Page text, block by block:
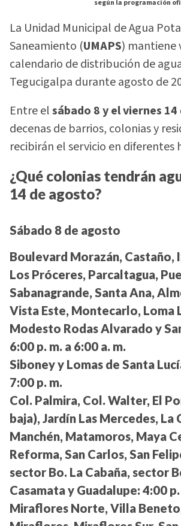
según la programación
La Unidad Municipal de Agua
Saneamiento (UMAPS) mantiene
calendario de distribución de
Tegucigalpa durante agosto de
Entre elsábado 8 y el viernes
decenas de barrios, colonias y
recibirán el servicio en diferentes
¿Qué colonias tendrán
14 de agosto?
Sábado 8 de agosto
Boulevard Morazán, Castaño,
Los Próceres, Parcaltagua,
Sabanagrande, Santa Ana,
Vista Este, Montecarlo, Loma
Modesto Rodas Alvarado y
6:00 p. m. a 6:00 a. m.
Siboney y Lomas de Santa
7:00 p. m.
Col. Palmira, Col. Walter, El
baja), Jardín Las Mercedes, La
Manchén, Matamoros, Maya
Reforma, San Carlos, San
sector Bo. La Cabaña, sector
Casamata y Guadalupe: 4:00
Miraflores Norte, Villa